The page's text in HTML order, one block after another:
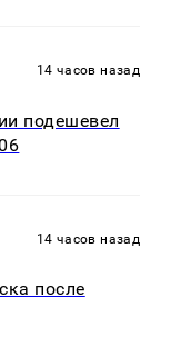
14 часов назад
подешевел
14 часов назад
после